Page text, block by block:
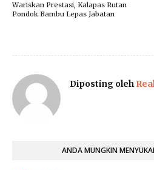
Wariskan Prestasi, Kalapas Rutan
Pondok Bambu Lepas Jabatan
Diposting oleh
ANDA MUNGKIN